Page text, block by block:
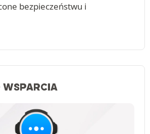
bezpieczeństwu i